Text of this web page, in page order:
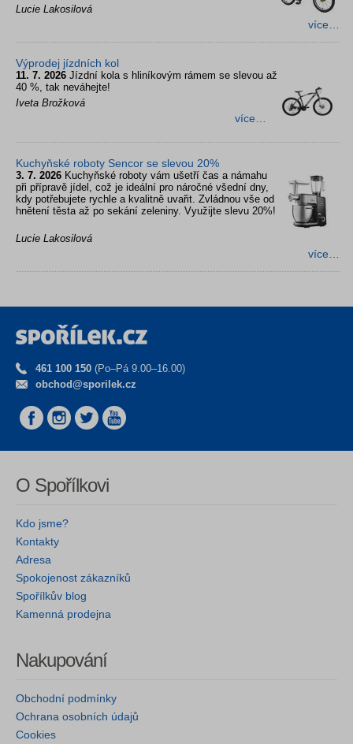
Lucie Lakosilová
více…
Výprodej jízdních kol
11. 7. 2026 Jízdní kola s hliníkovým rámem se slevou až
40 %, tak neváhejte!
Iveta Brožková
více…
Kuchyňské roboty Sencor se slevou 20%
3. 7. 2026 Kuchyňské roboty vám ušetří čas a námahu
při přípravě jídel, což je ideální pro náročné všední dny,
kdy potřebujete rychle a kvalitně uvařit. Zvládnou vše od
hnětení těsta až po sekání zeleniny. Využijte slevu 20%!
Lucie Lakosilová
více…
461 100 150 (Po–Pá 9.00–16.00)
obchod@sporilek.cz
O Spořílkovi
Kdo jsme?
Kontakty
Adresa
Spokojenost zákazníků
Spořílkův blog
Kamenná prodejna
Nakupování
Obchodní podmínky
Ochrana osobních údajů
Cookies